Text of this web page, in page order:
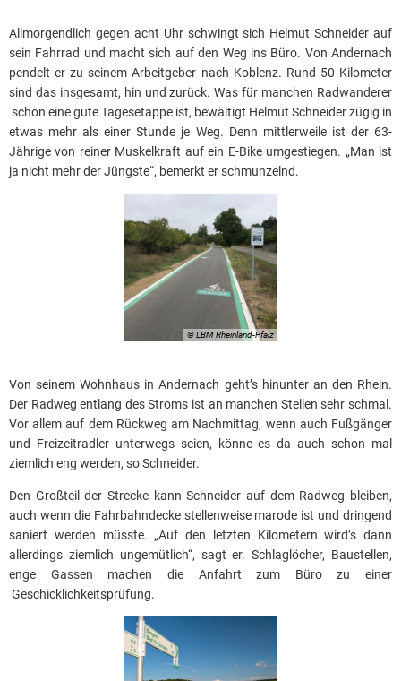
Allmorgendlich gegen acht Uhr schwingt sich Helmut Schneider auf
sein Fahrrad und macht sich auf den Weg ins Büro. Von Andernach
pendelt er zu seinem Arbeitgeber nach Koblenz. Rund 50 Kilometer
sind das insgesamt, hin und zurück. Was für manchen Radwanderer
schon eine gute Tagesetappe ist, bewältigt Helmut Schneider zügig in
etwas mehr als einer Stunde je Weg. Denn mittlerweile ist der 63-
Jährige von reiner Muskelkraft auf ein E-Bike umgestiegen. „Man ist
ja nicht mehr der Jüngste“, bemerkt er schmunzelnd.
© LBM Rheinland-Pfalz
Von seinem Wohnhaus in Andernach geht’s hinunter an den Rhein.
Der Radweg entlang des Stroms ist an manchen Stellen sehr schmal.
Vor allem auf dem Rückweg am Nachmittag, wenn auch Fußgänger
und Freizeitradler unterwegs seien, könne es da auch schon mal
ziemlich eng werden, so Schneider.
Den Großteil der Strecke kann Schneider auf dem Radweg bleiben,
auch wenn die Fahrbahndecke stellenweise marode ist und dringend
saniert werden müsste. „Auf den letzten Kilometern wird’s dann
allerdings ziemlich ungemütlich“, sagt er. Schlaglöcher, Baustellen,
enge Gassen machen die Anfahrt zum Büro zu einer
Geschicklichkeitsprüfung.